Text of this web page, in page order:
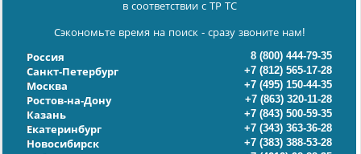
в соответствии с ТР ТС
Сэкономьте время на поиск - сразу звоните нам!
Россия
8 (800) 444-79-35
Санкт-Петербург
+7 (812) 565-17-28
Москва
+7 (495) 150-44-35
Ростов-на-Дону
+7 (863) 320-11-28
Казань
+7 (843) 500-59-35
Екатеринбург
+7 (343) 363-36-28
Новосибирск
+7 (383) 388-53-28